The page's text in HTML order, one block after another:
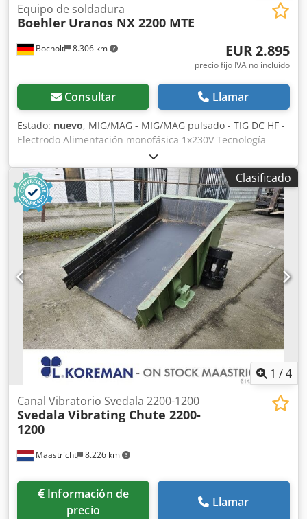
Bocholt 8.306 km
Equipo de soldadura
Boehler Uranos NX 2200 MTE
EUR 2.895
precio fijo IVA no incluído
Consultar Llamar
Estado: nuevo, MIG/MAG - MIG/MAG pulsado - TIG DC HF -
Electrodo Alimentación monofásica 1x230V Tecnología
inverter greenWave® Unidad de alimentación de hilo
integrada 9 procesos de soldadura innovadores de Böhler
Welding Cedpfx Ajyrfd Roh Dorf Panel de control LCD en
color de 3,5" 220A al 35% (40 °C) 23,7 kg
Clasificado
1 /4
Maastricht 8.226 km
Canal Vibratorio Svedala 2200-1200
Svedala Vibrating Chute 2200-
1200
Información de
precio
Llamar